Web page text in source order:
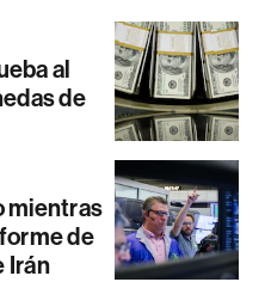
al
de
mientras
de
Irán